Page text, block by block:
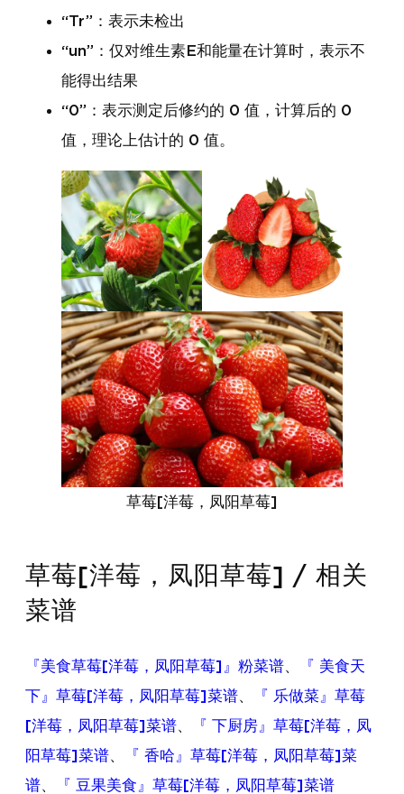
“Tr”：表示未检出
“un”：仅对维生素E和能量在计算时，表示不
能得出结果
“0”：表示测定后修约的 0 值，计算后的 0
值，理论上估计的 0 值。
草莓[洋莓，凤阳草莓]
草莓[洋莓，凤阳草莓] / 相关
菜谱
『美食草莓[洋莓，凤阳草莓]』粉菜谱、
『 美食天
下』草莓[洋莓，凤阳草莓]菜谱、
『 乐做菜』草莓
[洋莓，凤阳草莓]菜谱、
『 下厨房』草莓[洋莓，凤
阳草莓]菜谱、
『 香哈』草莓[洋莓，凤阳草莓]菜
谱、 『 豆果美食』草莓[洋莓，凤阳草莓]菜谱